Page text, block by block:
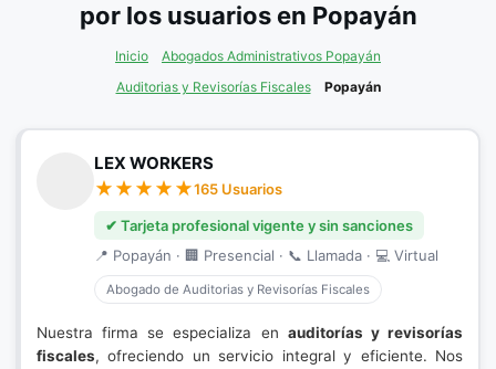
por los usuarios en Popayán
Inicio
Abogados Administrativos Popayán
Auditorias y Revisorías Fiscales
Popayán
LEX WORKERS
165 Usuarios
✔ Tarjeta profesional vigente y sin sanciones
📍 Popayán · 🏢 Presencial · 📞 Llamada · 💻 Virtual
Abogado de Auditorias y Revisorías Fiscales
Nuestra firma se especializa en auditorías y revisorías
fiscales, ofreciendo un servicio integral y eficiente. Nos